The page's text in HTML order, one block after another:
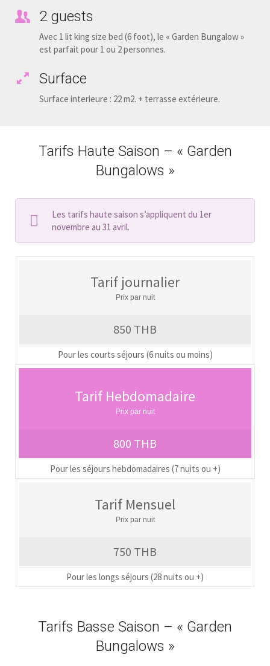
2 guests
Avec 1 lit king size bed (6 foot), le « Garden Bungalow »
est parfait pour 1 ou 2 personnes.
Surface
Surface interieure : 22 m2. + terrasse extérieure.
Tarifs Haute Saison – « Garden
Bungalows »
Les tarifs haute saison s’appliquent du 1er
novembre au 31 avril.
Tarif journalier
Prix par nuit
850 THB
Pour les courts séjours (6 nuits ou moins)
Tarif Hebdomadaire
Prix par nuit
800 THB
Pour les séjours hebdomadaires (7 nuits ou +)
Tarif Mensuel
Prix par nuit
750 THB
Pour les longs séjours (28 nuits ou +)
Tarifs Basse Saison – « Garden
Bungalows »